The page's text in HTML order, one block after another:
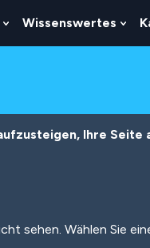
Show
Submenu
Wissenswertes
Ihre
sehen. Wählen Sie